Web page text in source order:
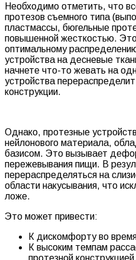
Необходимо отметить, что
протезов съемного типа
пластмассы, бюгельные
повышенной жесткостью.
оптимальному
устройства на десневые
начнете что-то жевать на
устройства
конструкции.
Однако, протезные
нейлонового материала,
базисом. Это вызывает
пережевывания пищи. В
перераспределяться на
области накусывания, что
ложе.
Это может привести:
К дискомфорту во
К высоким темпам
протезной конструкцией.